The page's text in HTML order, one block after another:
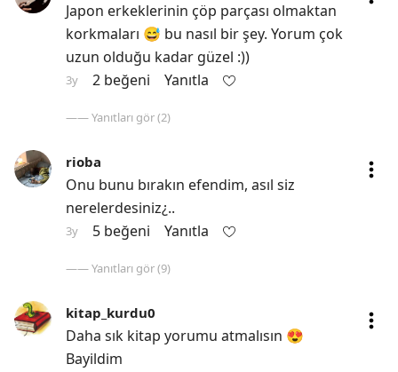
Japon erkeklerinin çöp parçası olmaktan
korkmaları 😅 bu nasıl bir şey. Yorum çok
uzun olduğu kadar güzel :))
3y 2 beğeni Yanıtla
—— Yanıtları gör (2)
rioba
Onu bunu bırakın efendim, asıl siz
nerelerdesiniz¿..
3y 5 beğeni Yanıtla
—— Yanıtları gör (9)
kitap_kurdu0
Daha sık kitap yorumu atmalısın 😍
Bayildim